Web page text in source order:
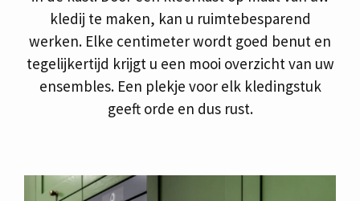
kledij te maken, kan u ruimtebesparend
werken. Elke centimeter wordt goed benut en
tegelijkertijd krijgt u een mooi overzicht van uw
ensembles. Een plekje voor elk kledingstuk
geeft orde en dus rust.